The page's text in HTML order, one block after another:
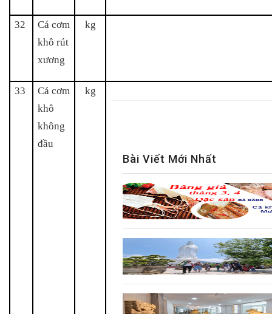
32
Cá cơm
khô rút
xương
kg
33
Cá cơm
khô
không
đầu
kg
Bài Viết Mới Nhất